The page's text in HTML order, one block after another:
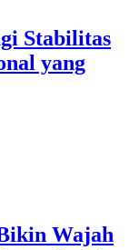
Stabilitas
yang
Wajah